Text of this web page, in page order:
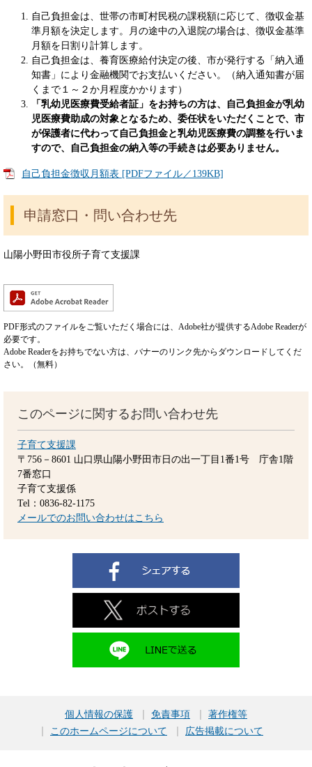
自己負担金は、世帯の市町村民税の課税額に応じて、徴収金基
準月額を決定します。月の途中の入退院の場合は、徴収金基準
月額を日割り計算します。
自己負担金は、養育医療給付決定の後、市が発行する「納入通
知書」により金融機関でお支払いください。（納入通知書が届
くまで１～２か月程度かかります）
「乳幼児医療費受給者証」をお持ちの方は、自己負担金が乳幼
児医療費助成の対象となるため、委任状をいただくことで、市
が保護者に代わって自己負担金と乳幼児医療費の調整を行いま
すので、自己負担金の納入等の手続きは必要ありません。
自己負担金徴収月額表 [PDFファイル／139KB]
申請窓口・問い合わせ先
山陽小野田市役所子育て支援課
PDF形式のファイルをご覧いただく場合には、Adobe社が提供するAdobe Readerが
必要です。
Adobe Readerをお持ちでない方は、バナーのリンク先からダウンロードしてくだ
さい。（無料）
このページに関するお問い合わせ先
子育て支援課
〒756－8601 山口県山陽小野田市日の出一丁目1番1号 庁舎1階
7番窓口
子育て支援係
Tel：0836-82-1175
メールでのお問い合わせはこちら
個人情報の保護 免責事項
著作権等
このホームページについて
広告掲載について